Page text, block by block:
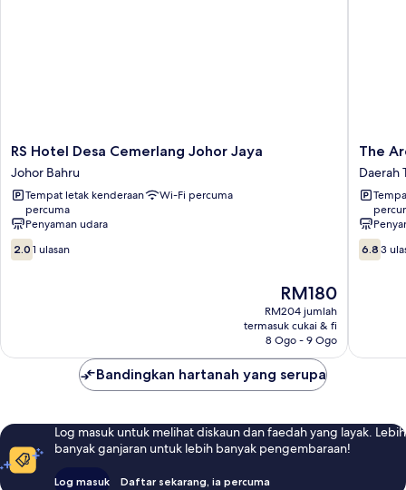
RS
Hotel
Desa
Cemerlang
Johor
Jaya
Johor
Bahru
RS Hotel Desa Cemerlang Johor Jaya
Johor Bahru
Tempat letak kenderaan
percuma
Wi-Fi percuma
Penyaman udara
2.0
daripada
2.0 1 ulasan
Harga
ialah
RM180
RM180
RM204 jumlah
termasuk cukai & fi
8 Ogo - 9 Ogo
The
Ardens
Hotel
-
Tmn
Suria
JB
The
Daerah
6.8
6.8 3
Bandingkan hartanah yang serupa
Log masuk untuk melihat diskaun dan faedah yang layak. Lebih
banyak ganjaran untuk lebih banyak pengembaraan!
Log masuk Daftar sekarang, ia percuma